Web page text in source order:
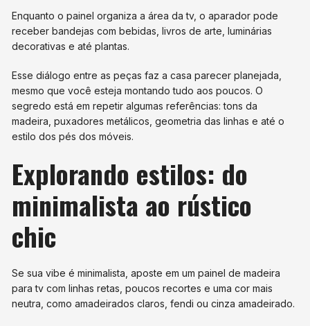
Enquanto o painel organiza a área da tv, o aparador pode
receber bandejas com bebidas, livros de arte, luminárias
decorativas e até plantas.
Esse diálogo entre as peças faz a casa parecer planejada,
mesmo que você esteja montando tudo aos poucos. O
segredo está em repetir algumas referências: tons da
madeira, puxadores metálicos, geometria das linhas e até o
estilo dos pés dos móveis.
Explorando estilos: do
minimalista ao rústico
chic
Se sua vibe é minimalista, aposte em um painel de madeira
para tv com linhas retas, poucos recortes e uma cor mais
neutra, como amadeirados claros, fendi ou cinza amadeirado.